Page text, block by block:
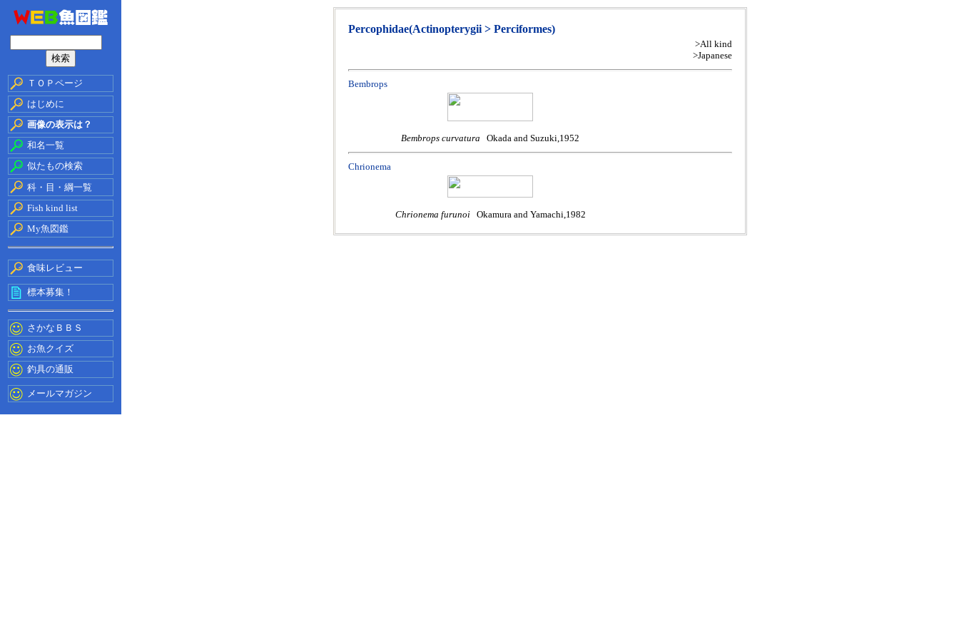
ＴＯＰページ
はじめに
画像の表示は？
和名一覧
似たもの検索
科・目・綱一覧
Fish kind list
My魚図鑑
食味レビュー
標本募集！
さかなＢＢＳ
お魚クイズ
釣具の通販
メールマガジン
Percophidae(Actinopterygii > Perciformes)
>All kind
>Japanese
Bembrops
Bembrops curvatura Okada and Suzuki,1952
Chrionema
Chrionema furunoi Okamura and Yamachi,1982